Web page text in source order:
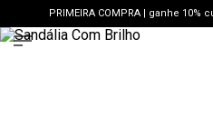
PRIMEIRA COMPRA | ganhe 10%
PIX | 5% off no pix à